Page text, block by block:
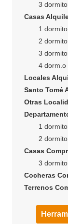
3
Casas
1
2
3
4 dorm.o
Locales
Santo Tomé
Otras
1
2
Casas
3
Cocheras
Terrenos